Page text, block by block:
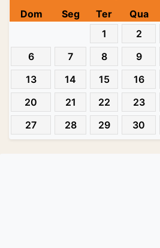
Dom Seg Ter Qua
1
2
6
7 8 9
13
14 15 16
20
21 22 23
27
28 29 30